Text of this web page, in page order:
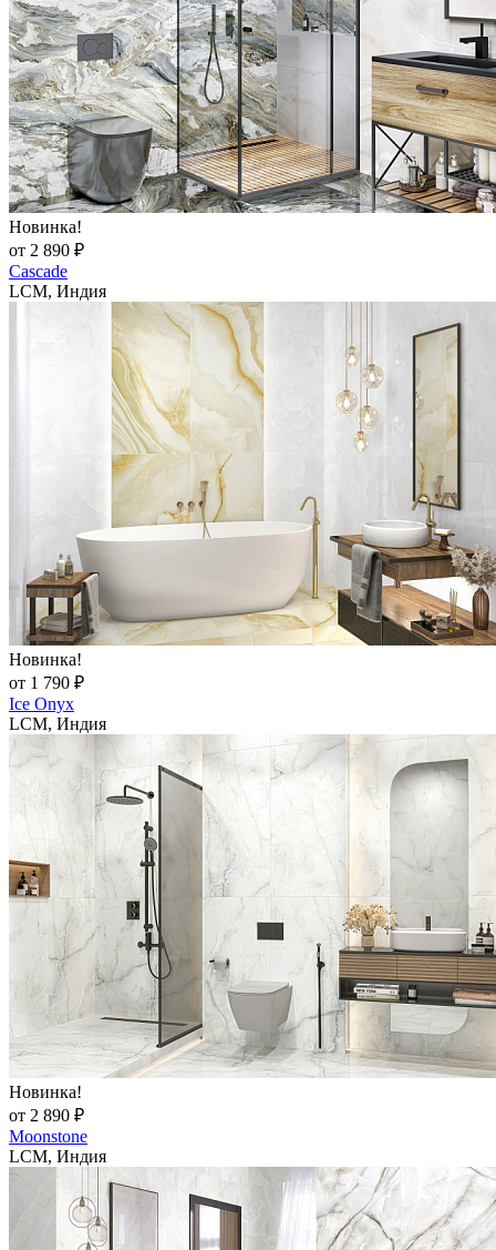
Новинка!
от 2 890 ₽
Cascade
LCM, Индия
Новинка!
от 1 790 ₽
Ice Onyx
LCM, Индия
Новинка!
от 2 890 ₽
Moonstone
LCM, Индия